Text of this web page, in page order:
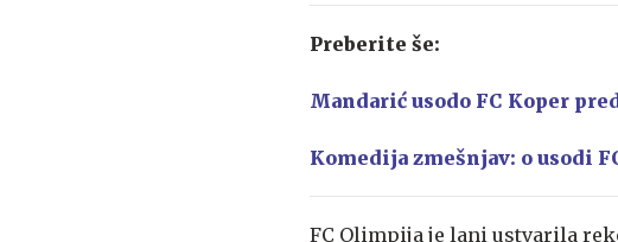
Preberite še:
Mandarić usodo FC Koper
Komedija zmešnjav: o usodi
FC Olimpija je lani ustvarila